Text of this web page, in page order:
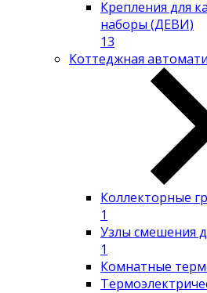
Крепления для
наборы (ДЕВИ)
13
Коттеджная
Коллекторные
1
Узлы смешения
1
Комнатные